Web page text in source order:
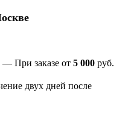
— При заказе от 5 000 руб.
двух дней после